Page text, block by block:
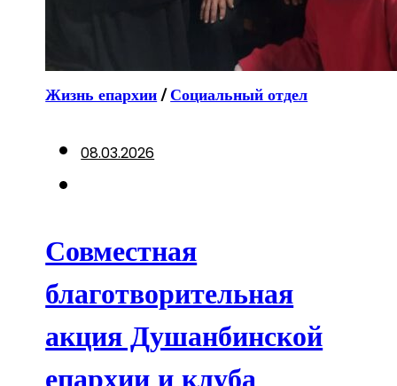
Жизнь епархии /Социальный отдел
08.03.2026
Совместная
благотворительная
акция Душанбинской